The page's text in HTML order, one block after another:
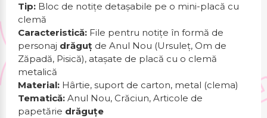
Tip: Bloc de notițe detașabile pe o mini-placă cu
clemă
Caracteristică: File pentru notițe în formă de
personaj drăguț de Anul Nou (Ursuleț, Om de
Zăpadă, Pisică), atașate de placă cu o clemă
metalică
Material: Hârtie, suport de carton, metal (clema)
Tematică: Anul Nou, Crăciun, Articole de
papetărie drăguțe